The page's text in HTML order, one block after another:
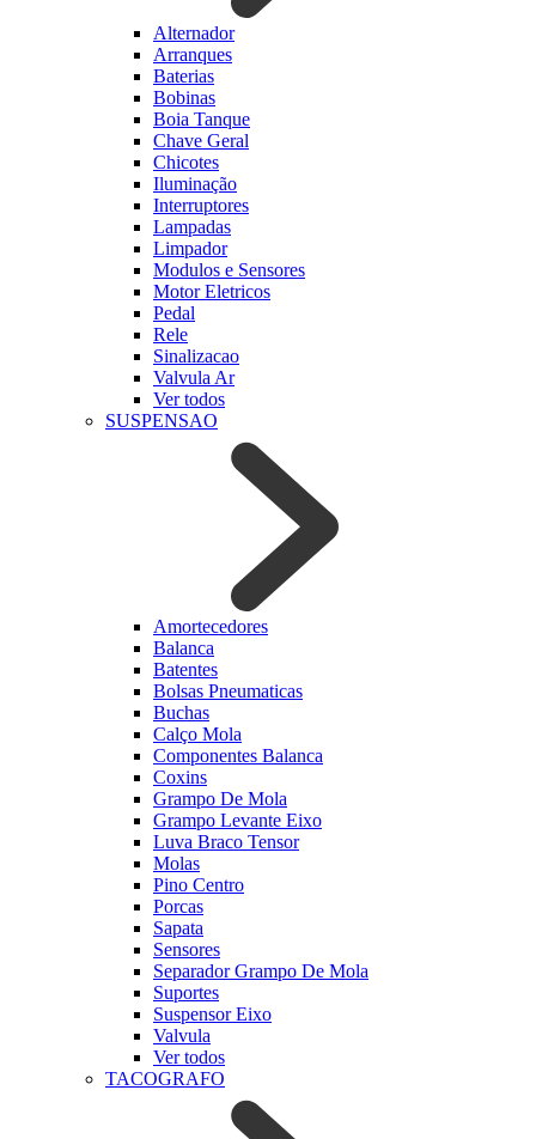
Alternador
Arranques
Baterias
Bobinas
Boia Tanque
Chave Geral
Chicotes
Iluminação
Interruptores
Lampadas
Limpador
Modulos e Sensores
Motor Eletricos
Pedal
Rele
Sinalizacao
Valvula Ar
Ver todos
SUSPENSAO
Amortecedores
Balanca
Batentes
Bolsas Pneumaticas
Buchas
Calço Mola
Componentes Balanca
Coxins
Grampo De Mola
Grampo Levante Eixo
Luva Braco Tensor
Molas
Pino Centro
Porcas
Sapata
Sensores
Separador Grampo De Mola
Suportes
Suspensor Eixo
Valvula
Ver todos
TACOGRAFO